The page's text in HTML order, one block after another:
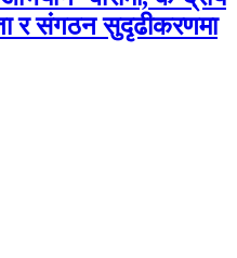
र संगठन सुदृढीकरणमा